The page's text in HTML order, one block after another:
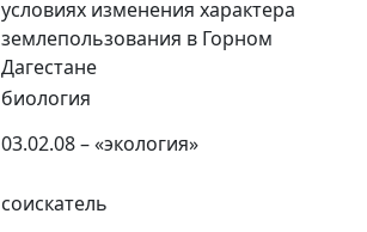
условиях изменения характера
землепользования в Горном
Дагестане
биология
03.02.08 – «экология»
соискатель